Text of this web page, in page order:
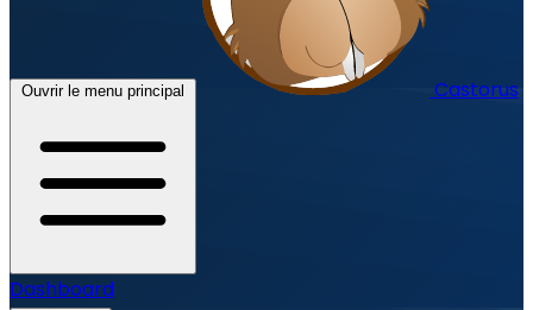
Ouvrir le menu principal Castorus
Dashboard